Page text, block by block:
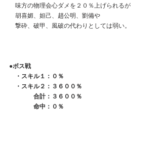
味方の物理会心ダメを２０％上げられるが
胡喜媚、妲己、趙公明、劉備や
撃砕、破甲、風破の代わりとしては弱い。
●ボス戦
・スキル１：０％
・スキル２：３６００％
合計：３６００％
命中：０％